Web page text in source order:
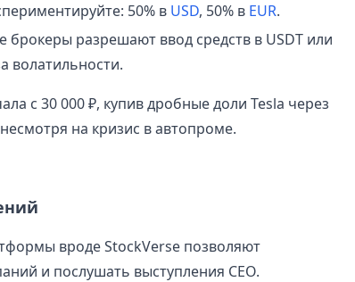
50% в USD, 50% в EUR.
разрешают ввод средств в USDT или
волатильности.
с 30 000 ₽, купив дробные доли Tesla через
на кризис в автопроме.
вродe StockVerse позволяют
и послушать выступления CEO.